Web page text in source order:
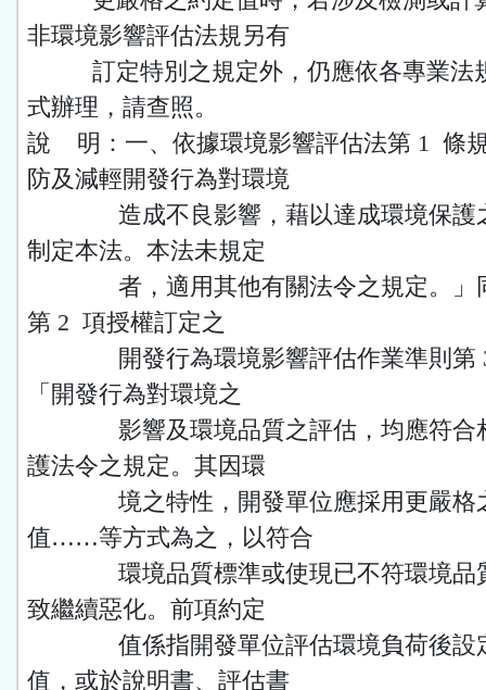
非環境影響評估法規另有
訂定特別之規定外，仍應依各專業法
式辦理，請查照。
說 明：一、依據環境影響評估法第 1 條
防及減輕開發行為對環境
造成不良影響，藉以達成環境保護
制定本法。本法未規定
者，適用其他有關法令之規定。」
第 2 項授權訂定之
開發行為環境影響評估作業準則第
「開發行為對環境之
影響及環境品質之評估，均應符合
護法令之規定。其因環
境之特性，開發單位應採用更嚴格
值……等方式為之，以符合
環境品質標準或使現已不符環境品
致繼續惡化。前項約定
值係指開發單位評估環境負荷後設
值，或於說明書、評估書